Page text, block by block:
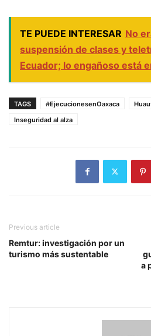
TE PUEDE INTERESAR No
suspensión de clases y
Ecuador; lo engañoso está
TAGS #EjecucionesenOaxaca
Inseguridad al alza
Previous article
Remtur: investigación por un
turismo más sustentable
a